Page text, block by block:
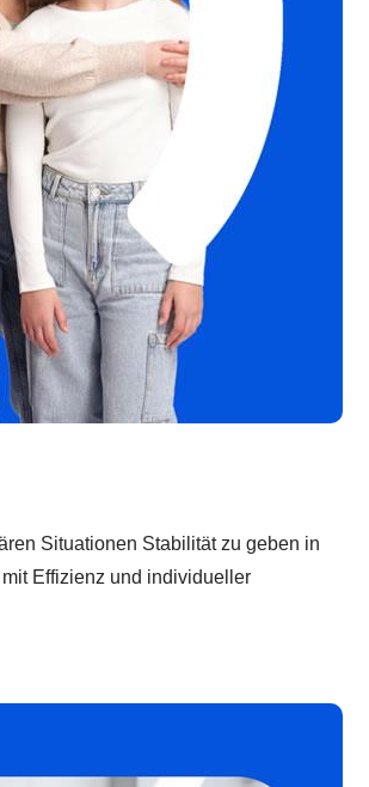
Situationen Stabilität zu geben in
Effizienz und individueller